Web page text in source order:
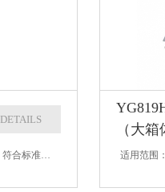
DETAILS
适用范围：适用于羽绒羽毛及制品填充料的蓬松度检测。符合标准：GB/T10288-2026技术参数：1.测量精度：1 mm2.量筒高度：600 mm3.量筒内径：2881 mm4.量筒材质：304镜面不锈钢5.压盘材料为聚...
（大箱